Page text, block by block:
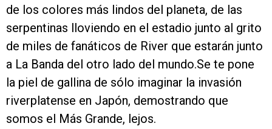
de los colores más lindos del planeta, de las
serpentinas lloviendo en el estadio junto al grito
de miles de fanáticos de River que estarán junto
a La Banda del otro lado del mundo.Se te pone
la piel de gallina de sólo imaginar la invasión
riverplatense en Japón, demostrando que
somos el Más Grande, lejos.